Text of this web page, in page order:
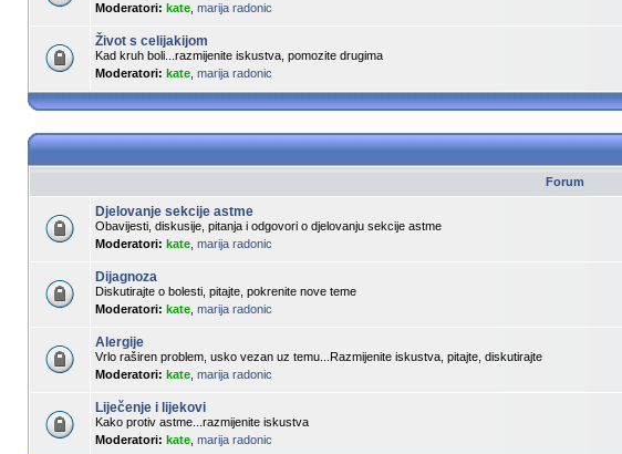
Moderatori: kate marija radonic
Život s celijakijom
Kad kruh boli...razmijenite iskustva, pomozite drugima
Moderatori: kate marija radonic
Forum
Djelovanje sekcije astme
Obavijesti, diskusije, pitanja i odgovori o djelovanju sekcije astme
Moderatori: kate marija radonic
Dijagnoza
Diskutirajte o bolesti, pitajte, pokrenite nove teme
Moderatori: kate marija radonic
Alergije
Vrlo raširen problem, usko vezan uz temu...Razmijenite iskustva, pitajte, diskutirajte
Moderatori: kate marija radonic
Liječenje i lijekovi
Kako protiv astme...razmijenite iskustva
Moderatori: kate marija radonic